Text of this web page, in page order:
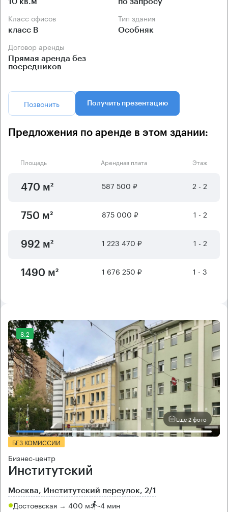
10 кв.м по запросу
Класс офисов
класс B
Тип здания
Особняк
Договор аренды
Прямая аренда без
посредников
Позвонить Получить презентацию
Предложения по аренде в этом здании:
Площадь Арендная плата Этаж
470 м² 587 500 ₽ 2 - 2
750 м² 875 000 ₽ 1 - 2
992 м² 1 223 470 ₽ 1 - 2
1490 м² 1 676 250 ₽ 1 - 3
8.2
Еще 2 фото
БЕЗ КОМИССИИ
Бизнес-центр
Институтский
Москва, Институтский переулок, 2/1
Достоевская → 400 м ~4 мин